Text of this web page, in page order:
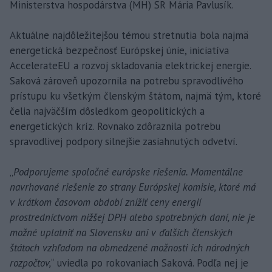
Ministerstva hospodárstva (MH) SR Mária Pavlusík.
Aktuálne najdôležitejšou témou stretnutia bola najmä
energetická bezpečnosť Európskej únie, iniciatíva
AccelerateEU a rozvoj skladovania elektrickej energie.
Saková zároveň upozornila na potrebu spravodlivého
prístupu ku všetkým členským štátom, najmä tým, ktoré
čelia najväčším dôsledkom geopolitických a
energetických kríz. Rovnako zdôraznila potrebu
spravodlivej podpory silnejšie zasiahnutých odvetví.
„Podporujeme spoločné európske riešenia. Momentálne
navrhované riešenie zo strany Európskej komisie, ktoré má
v krátkom časovom období znížiť ceny energií
prostredníctvom nižšej DPH alebo spotrebných daní, nie je
možné uplatniť na Slovensku ani v ďalších členských
štátoch vzhľadom na obmedzené možnosti ich národných
rozpočtov,“ uviedla po rokovaniach Saková. Podľa nej je